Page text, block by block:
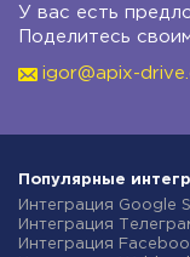
У вас есть
Поделитесь
igor@apix-
Популярные
Интеграция Google
Интеграция
Интеграция